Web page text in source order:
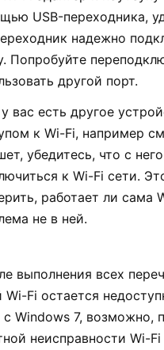
USB-переходника,
надежно
Попробуйте
другой порт.
вас есть другое
к Wi-Fi, например
убедитесь, что с
к Wi-Fi сети.
работает ли сама
не в ней.
выполнения всех
Wi-Fi остается
с Windows 7, возможно,
неисправности Wi-